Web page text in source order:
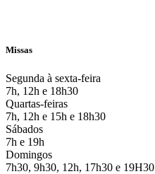
Missas
Segunda à sexta-feira
7h, 12h e 18h30
Quartas-feiras
7h, 12h e 15h e 18h30
Sábados
7h e 19h
Domingos
7h30, 9h30, 12h, 17h30 e 19H30